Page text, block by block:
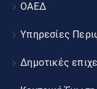
ΟΑΕΔ
Υπηρεσίες
Δημοτικές